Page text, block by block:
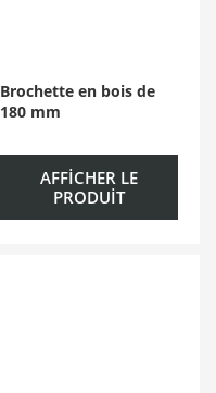
Brochette en bois de
180 mm
AFFICHER LE
PRODUIT